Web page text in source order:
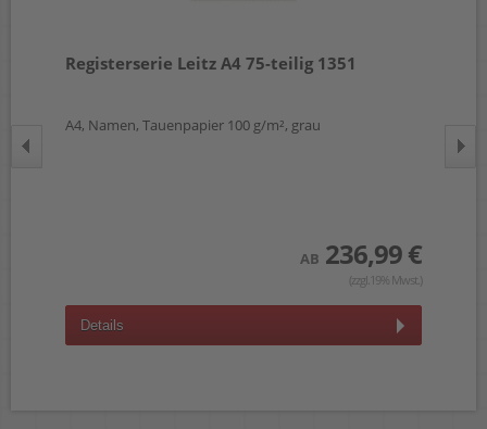
Registerserie Leitz A4 75-teilig 1351
A4, Namen, Tauenpapier 100 g/m², grau
AB 236,99 €
(zzgl.19% Mwst.)
Details